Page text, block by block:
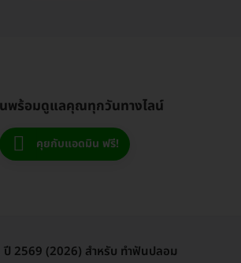
พร้อมดูแลคุณทุกวันทางไลน์
คุยกับแอดมิน ฟรี!
ปี 2569 (2026) สำหรับ ทำฟันปลอม